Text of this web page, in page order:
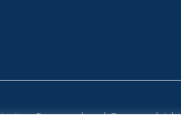
Reservados. | Desenvolvido